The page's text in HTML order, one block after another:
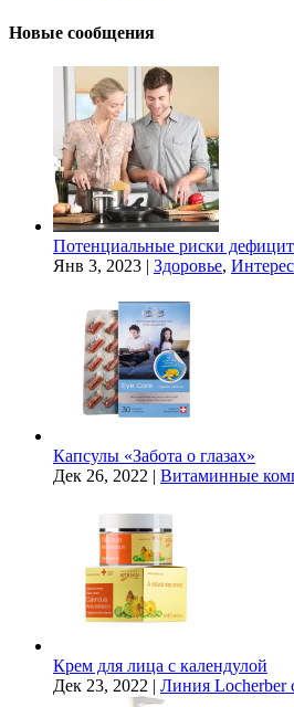
Новые сообщения
Потенциальные риски
Янв 3, 2023 | Здоровье,
Капсулы «Забота о глазах»
Дек 26, 2022 | Витаминные
Крем для лица с календулой
Дек 23, 2022 | Линия Locherber